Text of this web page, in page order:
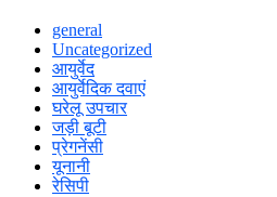
general
Uncategorized
आयुर्वेद
आयुर्वेदिक दवाएं
घरेलू उपचार
जड़ी बूटी
प्रेगनेंसी
यूनानी
रेसिपी